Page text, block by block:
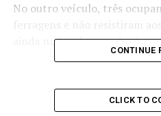
No outro veículo, três
ferragens e não resistiram
ainda no local antes da
ocorrência e permaneceu na
trabalhos da Perícia Oficial e
CONTINUE
CLICK TO